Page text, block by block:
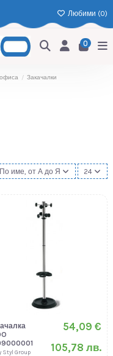
Любими (0)
0
Закачалки
По име, от А до Я 24
Styl Group
54,09 €
105,78 лв.